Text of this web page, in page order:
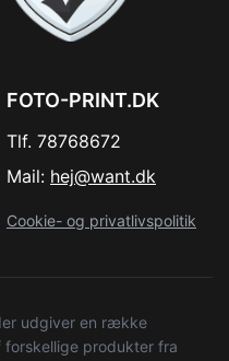
FOTO-PRINT.DK
Tlf. 78768672
Mail: hej@want.dk
Cookie- og privatlivspolitik
udgiver en række
produkter fra